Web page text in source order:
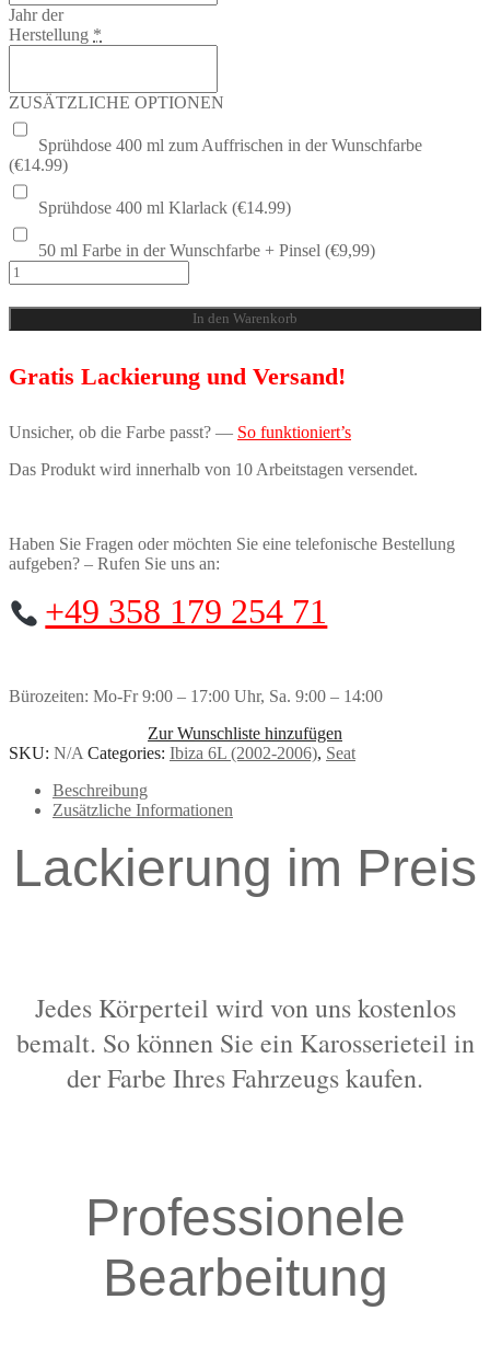
Jahr der
Herstellung *
ZUSÄTZLICHE OPTIONEN
Sprühdose 400 ml zum Auffrischen in der Wunschfarbe
(€14.99)
Sprühdose 400 ml Klarlack (€14.99)
50 ml Farbe in der Wunschfarbe + Pinsel (€9,99)
Vorne
Kotflügel
in
Wunschfarbe
Ibiza
6L
In den Warenkorb
Gratis Lackierung und Versand!
Unsicher, ob die Farbe passt? — So funktioniert’s
Das Produkt wird innerhalb von 10 Arbeitstagen versendet.
Haben Sie Fragen oder möchten Sie eine telefonische Bestellung
aufgeben? – Rufen Sie uns an:
+49 358 179 254 71
Bürozeiten: Mo-Fr 9:00 – 17:00 Uhr, Sa. 9:00 – 14:00
Zur Wunschliste hinzufügen
SKU: N/A Categories: Ibiza 6L (2002-2006), Seat
Beschreibung
Zusätzliche Informationen
Lackierung im Preis
Jedes Körperteil wird von uns kostenlos
bemalt. So können Sie ein Karosserieteil in
der Farbe Ihres Fahrzeugs kaufen.
Professionele
Bearbeitung